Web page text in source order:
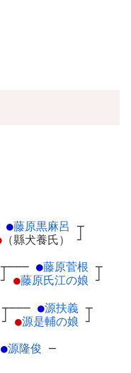
●藤原黒麻呂 ┬
（縣犬養氏） ┘
┬
┘
─── ●藤原菅根 ┬
●藤原氏江の娘 ┘
┬
┘
─── ●源扶義 ┬
●源是輔の娘 ┘
●源隆俊 ─